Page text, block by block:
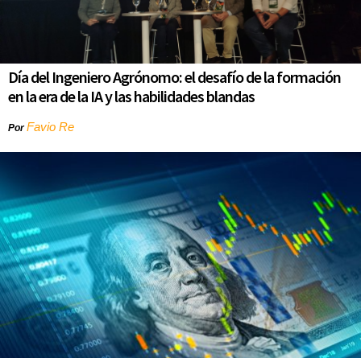
Día del Ingeniero Agrónomo: el desafío de la formación
en la era de la IA y las habilidades blandas
PorFavio Re